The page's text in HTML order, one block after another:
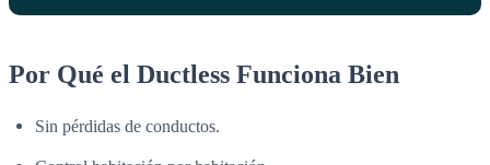
Por Qué el Ductless Funciona Bien
Sin pérdidas de conductos.